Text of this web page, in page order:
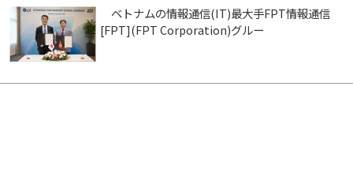
ベトナムの情報通信(IT)最大手FPT情報通信
[FPT](FPT Corporation)グルー